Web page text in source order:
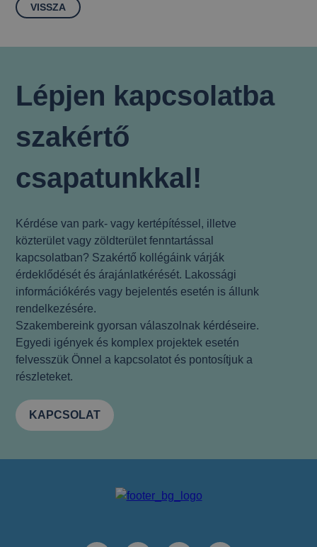
VISSZA
Lépjen kapcsolatba
szakértő
csapatunkkal!
Kérdése van park- vagy kertépítéssel, illetve
közterület vagy zöldterület fenntartással
kapcsolatban? Szakértő kollégáink várják
érdeklődését és árajánlatkérését. Lakossági
információkérés vagy bejelentés esetén is állunk
rendelkezésére.
Szakembereink gyorsan válaszolnak kérdéseire.
Egyedi igények és komplex projektek esetén
felvesszük Önnel a kapcsolatot és pontosítjuk a
részleteket.
KAPCSOLAT